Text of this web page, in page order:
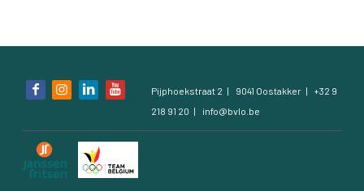
Bezoek
social
media
pagina's:
Pijphoekstraat 2 9041 Oostakker
+32 9
218 91 20
info@bvlo.be